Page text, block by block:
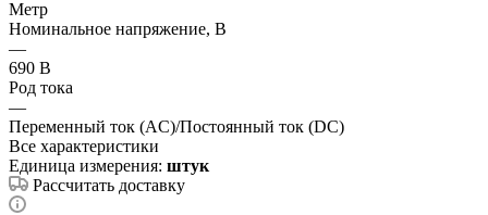
Метр
Номинальное напряжение, В
—
690 В
Род тока
—
Переменный ток (AC)/Постоянный ток (DC)
Все характеристики
Единица измерения: штук
Рассчитать доставку